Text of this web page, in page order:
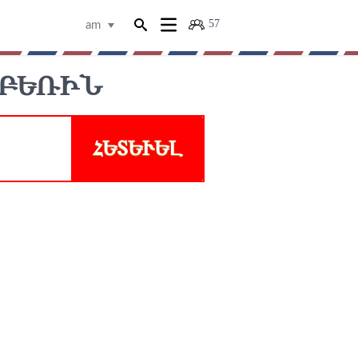
57
am
ՀԵՏԵՒԵԼ